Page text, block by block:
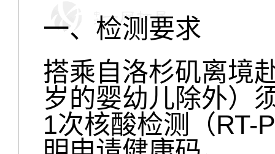
一、检测要求
搭乘自洛杉矶离境
岁的婴幼儿除外）
1次核酸检测（RT-